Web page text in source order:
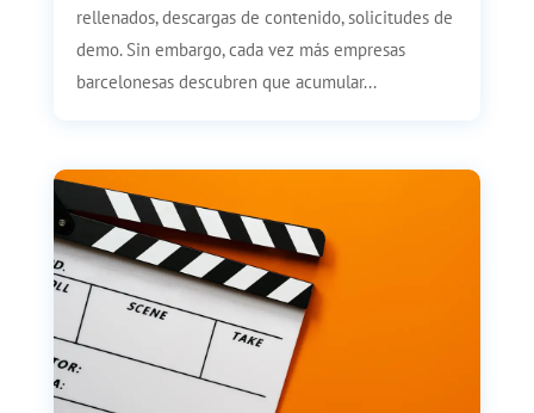
rellenados, descargas de contenido, solicitudes de
demo. Sin embargo, cada vez más empresas
barcelonesas descubren que acumular...